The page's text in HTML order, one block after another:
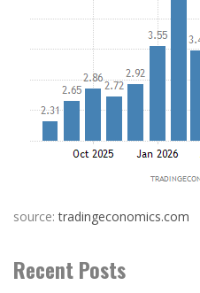
source:tradingeconomics.com
Recent Posts